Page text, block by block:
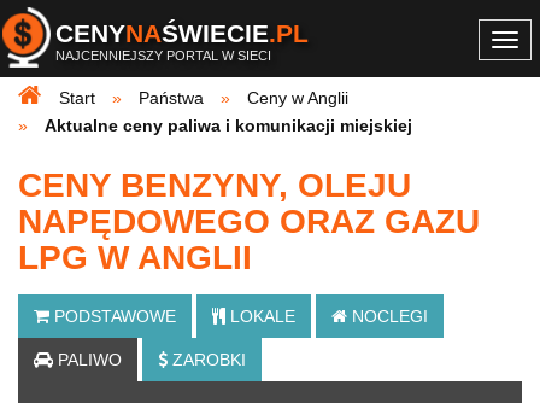
CENYNAŚWIECIE.PL
NAJCENNIEJSZY PORTAL W SIECI
Start
Państwa
Ceny w Anglii
Aktualne ceny paliwa i komunikacji miejskiej
CENY BENZYNY, OLEJU
NAPĘDOWEGO ORAZ GAZU
LPG W ANGLII
PODSTAWOWE LOKALE NOCLEGI
PALIWO ZAROBKI